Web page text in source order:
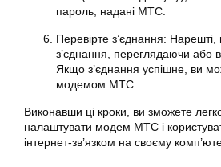
пароль, надані МТС.
Перевірте з’єднання:
з’єднання, переглядаючи або
Якщо з’єднання успішне, ви
модемом МТС.
Виконавши ці кроки, ви зможете
налаштувати модем МТС і
інтернет-зв’язком на своєму